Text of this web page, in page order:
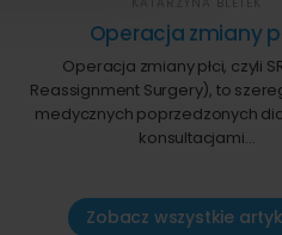
Operacja zmiany
Operacja zmiany płci, czyli
Reassignment Surgery), to
medycznych poprzedzonych
konsultacjami…
Zobacz wszystkie